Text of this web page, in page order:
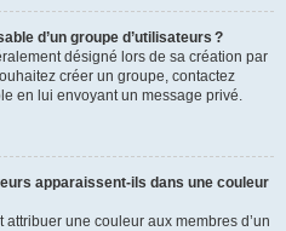
d’un groupe d’utilisateurs ?
désigné lors de sa création par
créer un groupe, contactez
en lui envoyant un message privé.
apparaissent-ils dans une couleur
une couleur aux membres d’un